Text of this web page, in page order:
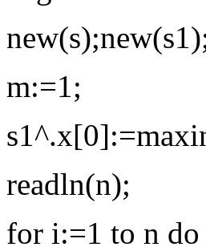
m:=1;
readln(n);
for i:=1 to n